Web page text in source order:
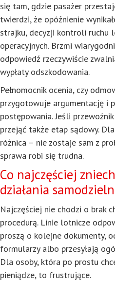
się tam, gdzie pasażer
twierdzi, że opóźnienie
strajku, decyzji kontroli ruchu
operacyjnych. Brzmi
odpowiedź rzeczywiście
wypłaty odszkodowania.
Pełnomocnik ocenia, czy
przygotowuje argumentację i
postępowania. Jeśli
przejąć także etap sądowy.
różnica – nie zostaje sam z
sprawa robi się trudna.
Co najczęściej
działania
Najczęściej nie chodzi o brak
procedurą. Linie lotnicze
proszą o kolejne dokumenty,
formularzy albo przesyłają
Dla osoby, która po prostu
pieniądze, to frustrujące.